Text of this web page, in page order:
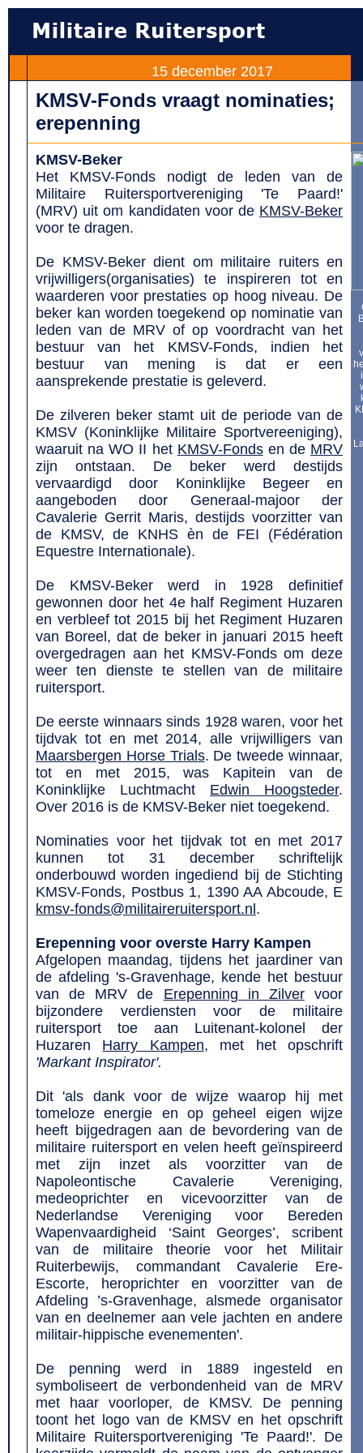
15 december 2017
KMSV-Fonds vraagt nominaties;
erepenning
KMSV-Beker
Het KMSV-Fonds nodigt de leden van de
Militaire Ruitersportvereniging 'Te Paard!'
(MRV) uit om kandidaten voor de KMSV-Beker
voor te dragen.
De KMSV-Beker dient om militaire ruiters en
vrijwilligers(organisaties) te inspireren tot en
waarderen voor prestaties op hoog niveau. De
beker kan worden toegekend op nominatie van
leden van de MRV of op voordracht van het
bestuur van het KMSV-Fonds, indien het
bestuur van mening is dat er een
aansprekende prestatie is geleverd.
De zilveren beker stamt uit de periode van de
KMSV (Koninklijke Militaire Sportvereeniging),
waaruit na WO II het KMSV-Fondsen de MRV
zijn ontstaan. De beker werd destijds
vervaardigd door Koninklijke Begeer en
aangeboden door Generaal-majoor der
Cavalerie Gerrit Maris, destijds voorzitter van
de KMSV, de KNHS èn de FEI (Fédération
Equestre Internationale).
De KMSV-Beker werd in 1928 definitief
gewonnen door het 4e half Regiment Huzaren
en verbleef tot 2015 bij het Regiment Huzaren
van Boreel, dat de beker in januari 2015 heeft
overgedragen aan het KMSV-Fonds om deze
weer ten dienste te stellen van de militaire
ruitersport.
De eerste winnaars sinds 1928 waren, voor het
tijdvak tot en met 2014, alle vrijwilligers van
Maarsbergen Horse Trials. De tweede winnaar,
tot en met 2015, was Kapitein van de
Koninklijke Luchtmacht Edwin Hoogsteder.
Over 2016 is de KMSV-Beker niet toegekend.
Nominaties voor het tijdvak tot en met 2017
kunnen tot 31 december schriftelijk
onderbouwd worden ingediend bij de Stichting
KMSV-Fonds, Postbus 1, 1390 AA Abcoude, E
kmsv-fonds@militaireruitersport.nl .
Erepenning voor overste Harry Kampen
Afgelopen maandag, tijdens het jaardiner van
de afdeling 's-Gravenhage, kende het bestuur
van de MRV de Erepenning in Zilvervoor
bijzondere verdiensten voor de militaire
ruitersport toe aan Luitenant-kolonel der
Huzaren Harry Kampen, met het opschrift
'Markant Inspirator'.
Dit 'als dank voor de wijze waarop hij met
tomeloze energie en op geheel eigen wijze
heeft bijgedragen aan de bevordering van de
militaire ruitersport en velen heeft geïnspireerd
met zijn inzet als voorzitter van de
Napoleontische Cavalerie Vereniging,
medeoprichter en vicevoorzitter van de
Nederlandse Vereniging voor Bereden
Wapenvaardigheid ‘Saint Georges’, scribent
van de militaire theorie voor het Militair
Ruiterbewijs, commandant Cavalerie Ere-
Escorte, heroprichter en voorzitter van de
Afdeling ’s-Gravenhage, alsmede organisator
van en deelnemer aan vele jachten en andere
militair-hippische evenementen'.
De penning werd in 1889 ingesteld en
symboliseert de verbondenheid van de MRV
met haar voorloper, de KMSV. De penning
toont het logo van de KMSV en het opschrift
Militaire Ruitersportvereniging 'Te Paard!'. De